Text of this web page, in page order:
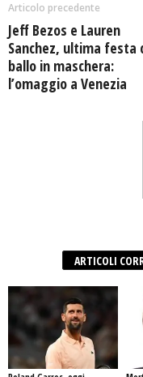
Articolo precedente
Jeff Bezos e Lauren
Sanchez, ultima festa
ballo in maschera:
l’omaggio a Venezia
ARTICOLI